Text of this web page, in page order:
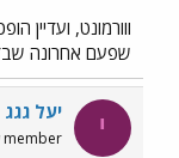
ווורמונט, ועדיין
שפעם אחרונה
י יעל גגג
member